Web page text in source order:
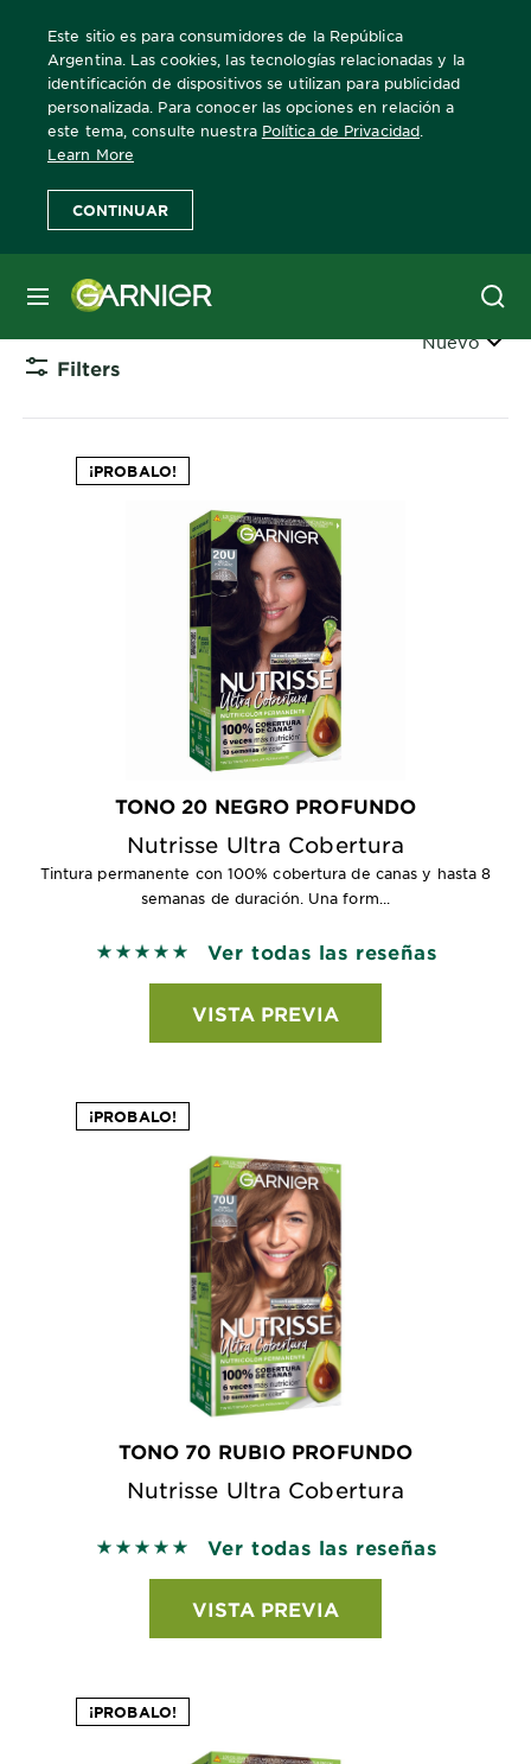
Este sitio es para consumidores de la República
Argentina. Las cookies, las tecnologías relacionadas y la
identificación de dispositivos se utilizan para publicidad
personalizada. Para conocer las opciones en relación a
este tema, consulte nuestra Política de Privacidad
Learn More
CONTINUAR
MENÚ
Home Cobertura-de-canas
Cobertura de Canas
Filters
Ordenar
Nuevo
¡PROBALO!
TONO 20 NEGRO PROFUNDO
Nutrisse Ultra Cobertura
Tintura permanente con 100% cobertura de canas y hasta 8
semanas de duración. Una form...
5 out of 5 stars based on reviews
Ver todas las reseñas
VISTA PREVIA
¡PROBALO!
TONO 70 RUBIO PROFUNDO
Nutrisse Ultra Cobertura
5 out of 5 stars based on reviews
Ver todas las reseñas
VISTA PREVIA
¡PROBALO!